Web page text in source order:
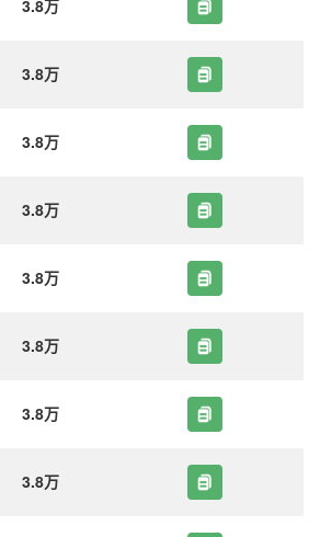
3.8万
3.8万
3.8万
3.8万
3.8万
3.8万
3.8万
3.8万